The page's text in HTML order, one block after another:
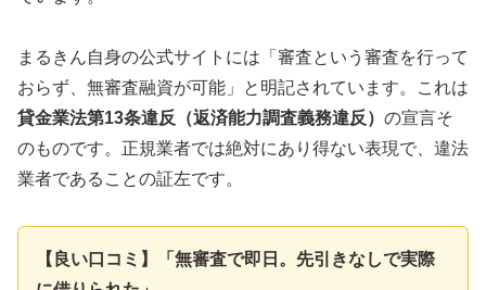
まるきん自身の公式サイトには「審査という審査を行って
おらず、無審査融資が可能」と明記されています。これは
貸金業法第13条違反（返済能力調査義務違反） の宣言そ
のものです。正規業者では絶対にあり得ない表現で、違法
業者であることの証左です。
【良い口コミ】「無審査で即日。先引きなしで実際